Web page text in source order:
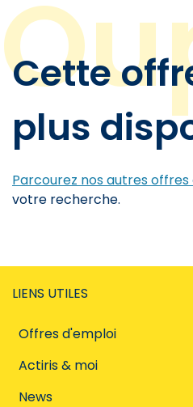
Cette
plus
Parcourez nos autres
votre recherche.
LIENS UTILES
Offres d'emploi
Actiris & moi
News